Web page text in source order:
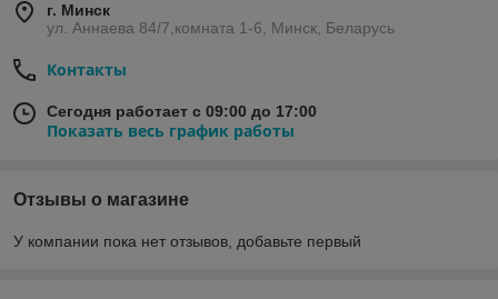
г. Минск
ул. Аннаева 84/7,комната 1-6, Минск, Беларусь
Контакты
Сегодня работает с 09:00 до 17:00
Показать весь график работы
Отзывы о магазине
У компании пока нет отзывов, добавьте первый